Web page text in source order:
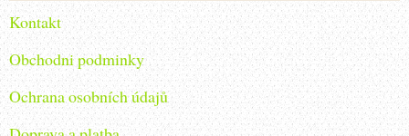
Kontakt
Obchodni podminky
Ochrana osobních údajů